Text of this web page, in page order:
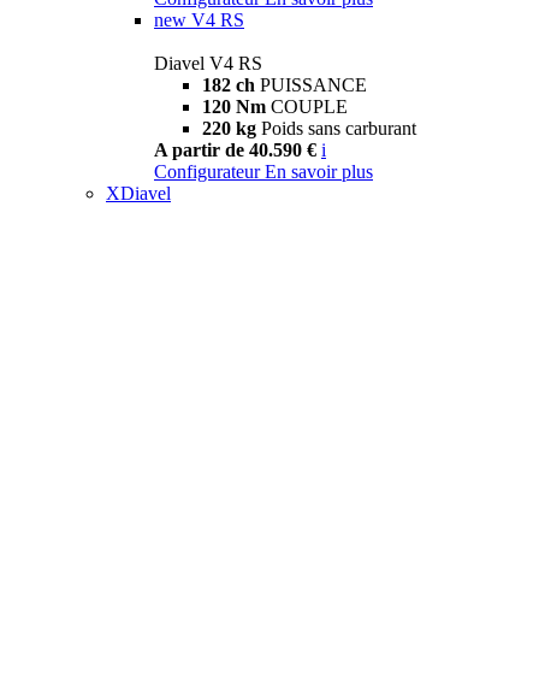
new V4 RS
Diavel V4 RS
182 ch PUISSANCE
120 Nm COUPLE
220 kg Poids sans carburant
A partir de 40.590 € i
Configurateur En savoir plus
XDiavel